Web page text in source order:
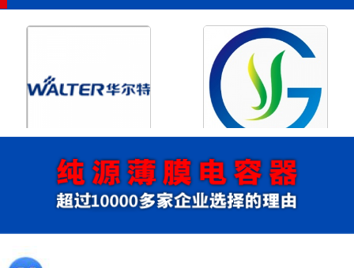
浙江华尔特机电股份有限公
司
浙江格瑶科技股份有限公司